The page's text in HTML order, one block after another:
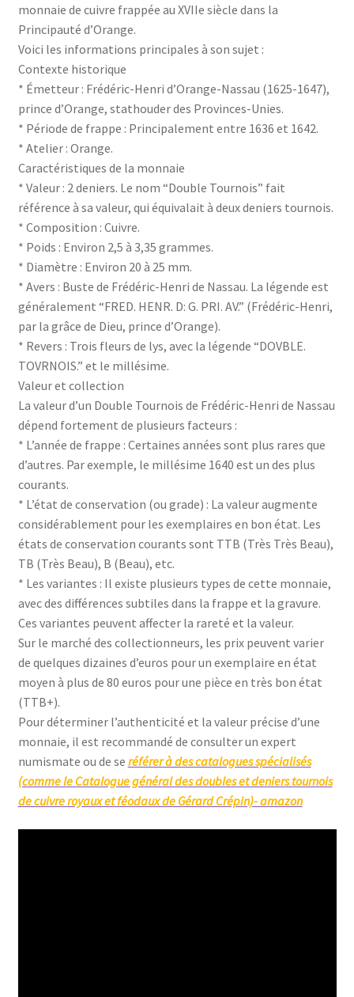
monnaie de cuivre frappée au XVIIe siècle dans la
Principauté d’Orange.
Voici les informations principales à son sujet :
Contexte historique
* Émetteur : Frédéric-Henri d’Orange-Nassau (1625-1647),
prince d’Orange, stathouder des Provinces-Unies.
* Période de frappe : Principalement entre 1636 et 1642.
* Atelier : Orange.
Caractéristiques de la monnaie
* Valeur : 2 deniers. Le nom “Double Tournois” fait
référence à sa valeur, qui équivalait à deux deniers tournois.
* Composition : Cuivre.
* Poids : Environ 2,5 à 3,35 grammes.
* Diamètre : Environ 20 à 25 mm.
* Avers : Buste de Frédéric-Henri de Nassau. La légende est
généralement “FRED. HENR. D: G. PRI. AV.” (Frédéric-Henri,
par la grâce de Dieu, prince d’Orange).
* Revers : Trois fleurs de lys, avec la légende “DOVBLE.
TOVRNOIS.” et le millésime.
Valeur et collection
La valeur d’un Double Tournois de Frédéric-Henri de Nassau
dépend fortement de plusieurs facteurs :
* L’année de frappe : Certaines années sont plus rares que
d’autres. Par exemple, le millésime 1640 est un des plus
courants.
* L’état de conservation (ou grade) : La valeur augmente
considérablement pour les exemplaires en bon état. Les
états de conservation courants sont TTB (Très Très Beau),
TB (Très Beau), B (Beau), etc.
* Les variantes : Il existe plusieurs types de cette monnaie,
avec des différences subtiles dans la frappe et la gravure.
Ces variantes peuvent affecter la rareté et la valeur.
Sur le marché des collectionneurs, les prix peuvent varier
de quelques dizaines d’euros pour un exemplaire en état
moyen à plus de 80 euros pour une pièce en très bon état
(TTB+).
Pour déterminer l’authenticité et la valeur précise d’une
monnaie, il est recommandé de consulter un expert
numismate ou de se référer à des catalogues spécialisés
(comme le Catalogue général des doubles et deniers tournois
de cuivre royaux et féodaux de Gérard Crépin)- amazon